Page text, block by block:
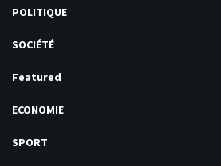
POLITIQUE
SOCIÉTÉ
Featured
ECONOMIE
SPORT